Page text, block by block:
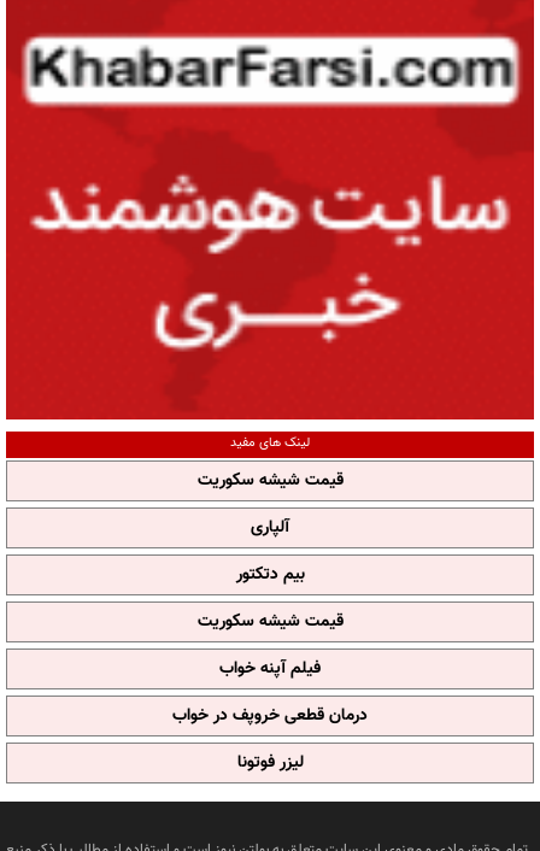
لینک های مفید
قیمت شیشه سکوریت
آلپاری
بیم دتکتور
قیمت شیشه سکوریت
فیلم آپنه خواب
درمان قطعی خروپف در خواب
لیزر فوتونا